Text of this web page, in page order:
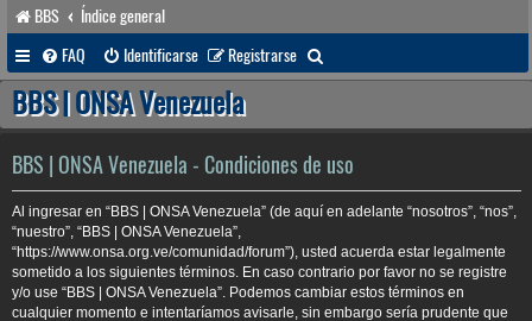
BBS
Índice general
FAQ
Identificarse Registrarse
u
a
r
BBS | ONSA Venezuela
BBS | ONSA Venezuela - Condiciones de uso
Al ingresar en “BBS | ONSA Venezuela” (de aquí en adelante “nosotros”, “nos”,
“nuestro”, “BBS | ONSA Venezuela”,
“https://www.onsa.org.ve/comunidad/forum”), usted acuerda estar legalmente
sometido a los siguientes términos. En caso contrario por favor no se registre
y/o use “BBS | ONSA Venezuela”. Podemos cambiar estos términos en
cualquier momento e intentaríamos avisarle, sin embargo sería prudente que